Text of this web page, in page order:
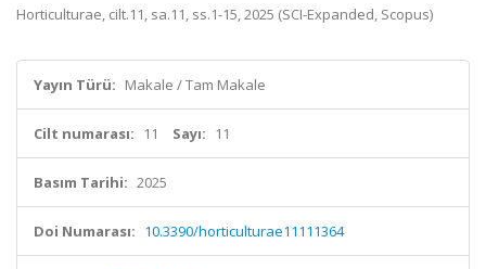
Horticulturae, cilt.11, sa.11, ss.1-15, 2025 (SCI-Expanded, Scopus)
Yayın Türü: Makale / Tam Makale
Cilt numarası: 11 Sayı: 11
Basım Tarihi: 2025
Doi Numarası: 10.3390/horticulturae11111364